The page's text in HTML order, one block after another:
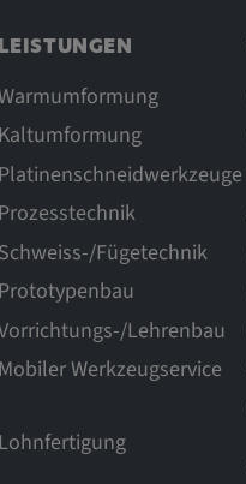
Fügetechnik
Lehrenbau
Werkzeugservice